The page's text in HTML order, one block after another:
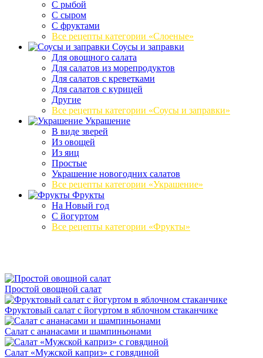
С рыбой
С сыром
С фруктами
Все рецепты категории «Слоеные»
Соусы и заправки
Для овощного салата
Для салатов из морепродуктов
Для салатов с креветками
Для салатов с курицей
Другие
Все рецепты категории «Соусы и заправки»
Украшение
В виде зверей
Из овощей
Из яиц
Простые
Украшение новогодних салатов
Все рецепты категории «Украшение»
Фрукты
На Новый год
С йогуртом
Все рецепты категории «Фрукты»
Простой овощной салат
Фруктовый салат с йогуртом в яблочном стаканчике
Салат с ананасами и шампиньонами
Салат «Мужской каприз» с говядиной